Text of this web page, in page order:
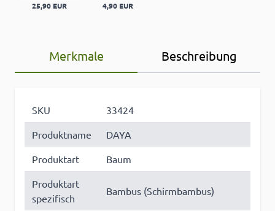
25,90 EUR 4,90 EUR
Merkmale Beschreibung
SKU
33424
Produktname
DAYA
Produktart
Baum
Produktart
spezifisch
Bambus (Schirmbambus)